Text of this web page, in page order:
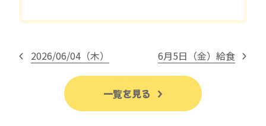
2026/06/04（木） 6月5日（金）給食
一覧を見る